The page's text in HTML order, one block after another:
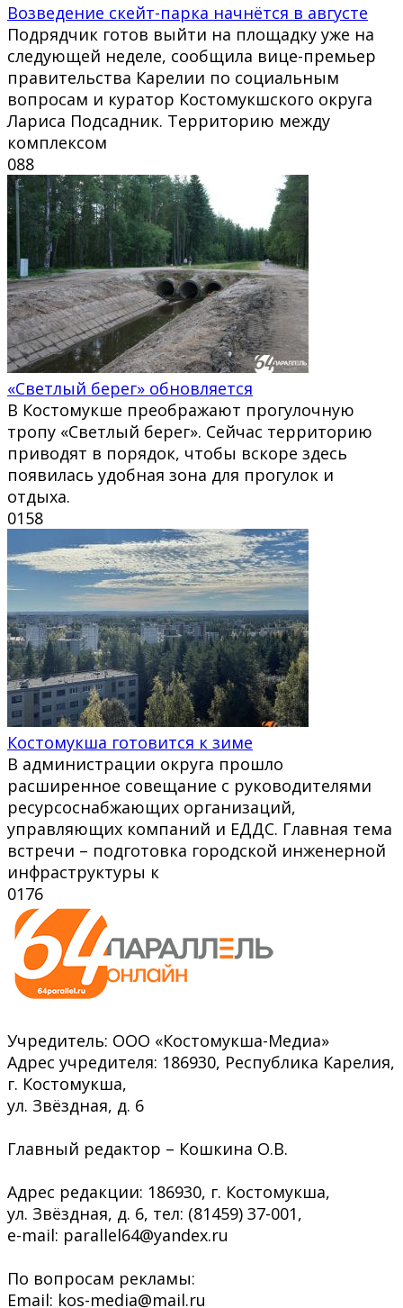
Возведение скейт-парка начнётся в августе
Подрядчик готов выйти на площадку уже на
следующей неделе, сообщила вице-премьер
правительства Карелии по социальным
вопросам и куратор Костомукшского округа
Лариса Подсадник. Территорию между
комплексом
088
«Светлый берег» обновляется
В Костомукше преображают прогулочную
тропу «Светлый берег». Сейчас территорию
приводят в порядок, чтобы вскоре здесь
появилась удобная зона для прогулок и
отдыха.
0158
Костомукша готовится к зиме
В администрации округа прошло
расширенное совещание с руководителями
ресурсоснабжающих организаций,
управляющих компаний и ЕДДС. Главная тема
встречи – подготовка городской инженерной
инфраструктуры к
0176
Учредитель: ООО «Костомукша-Медиа»
Адрес учредителя: 186930, Республика Карелия,
г. Костомукша,
ул. Звёздная, д. 6
Главный редактор – Кошкина О.В.
Адрес редакции: 186930, г. Костомукша,
ул. Звёздная, д. 6, тел: (81459) 37-001,
e-mail: parallel64@yandex.ru
По вопросам рекламы:
Email: kos-media@mail.ru